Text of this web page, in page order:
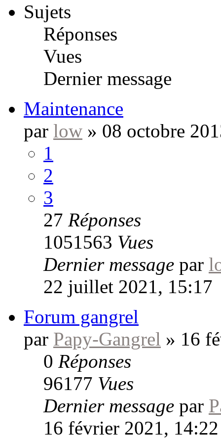
Sujets
Réponses
Vues
Dernier message
Maintenance
par low » 08 octobre
1
2
3
27 Réponses
1051563 Vues
Dernier message par
22 juillet 2021, 15:17
Forum gangrel
par Papy-Gangrel » 16
0 Réponses
96177 Vues
Dernier message par
16 février 2021, 14:22